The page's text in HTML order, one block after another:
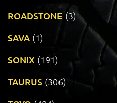
ROADSTONE (3)
SAVA (1)
SONIX (191)
TAURUS (306)